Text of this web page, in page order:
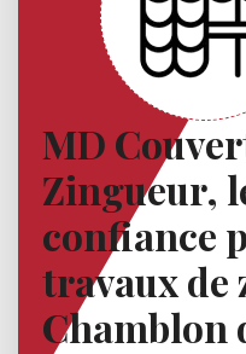
MD
Zingueur,
confiance
travaux de
Chamblon